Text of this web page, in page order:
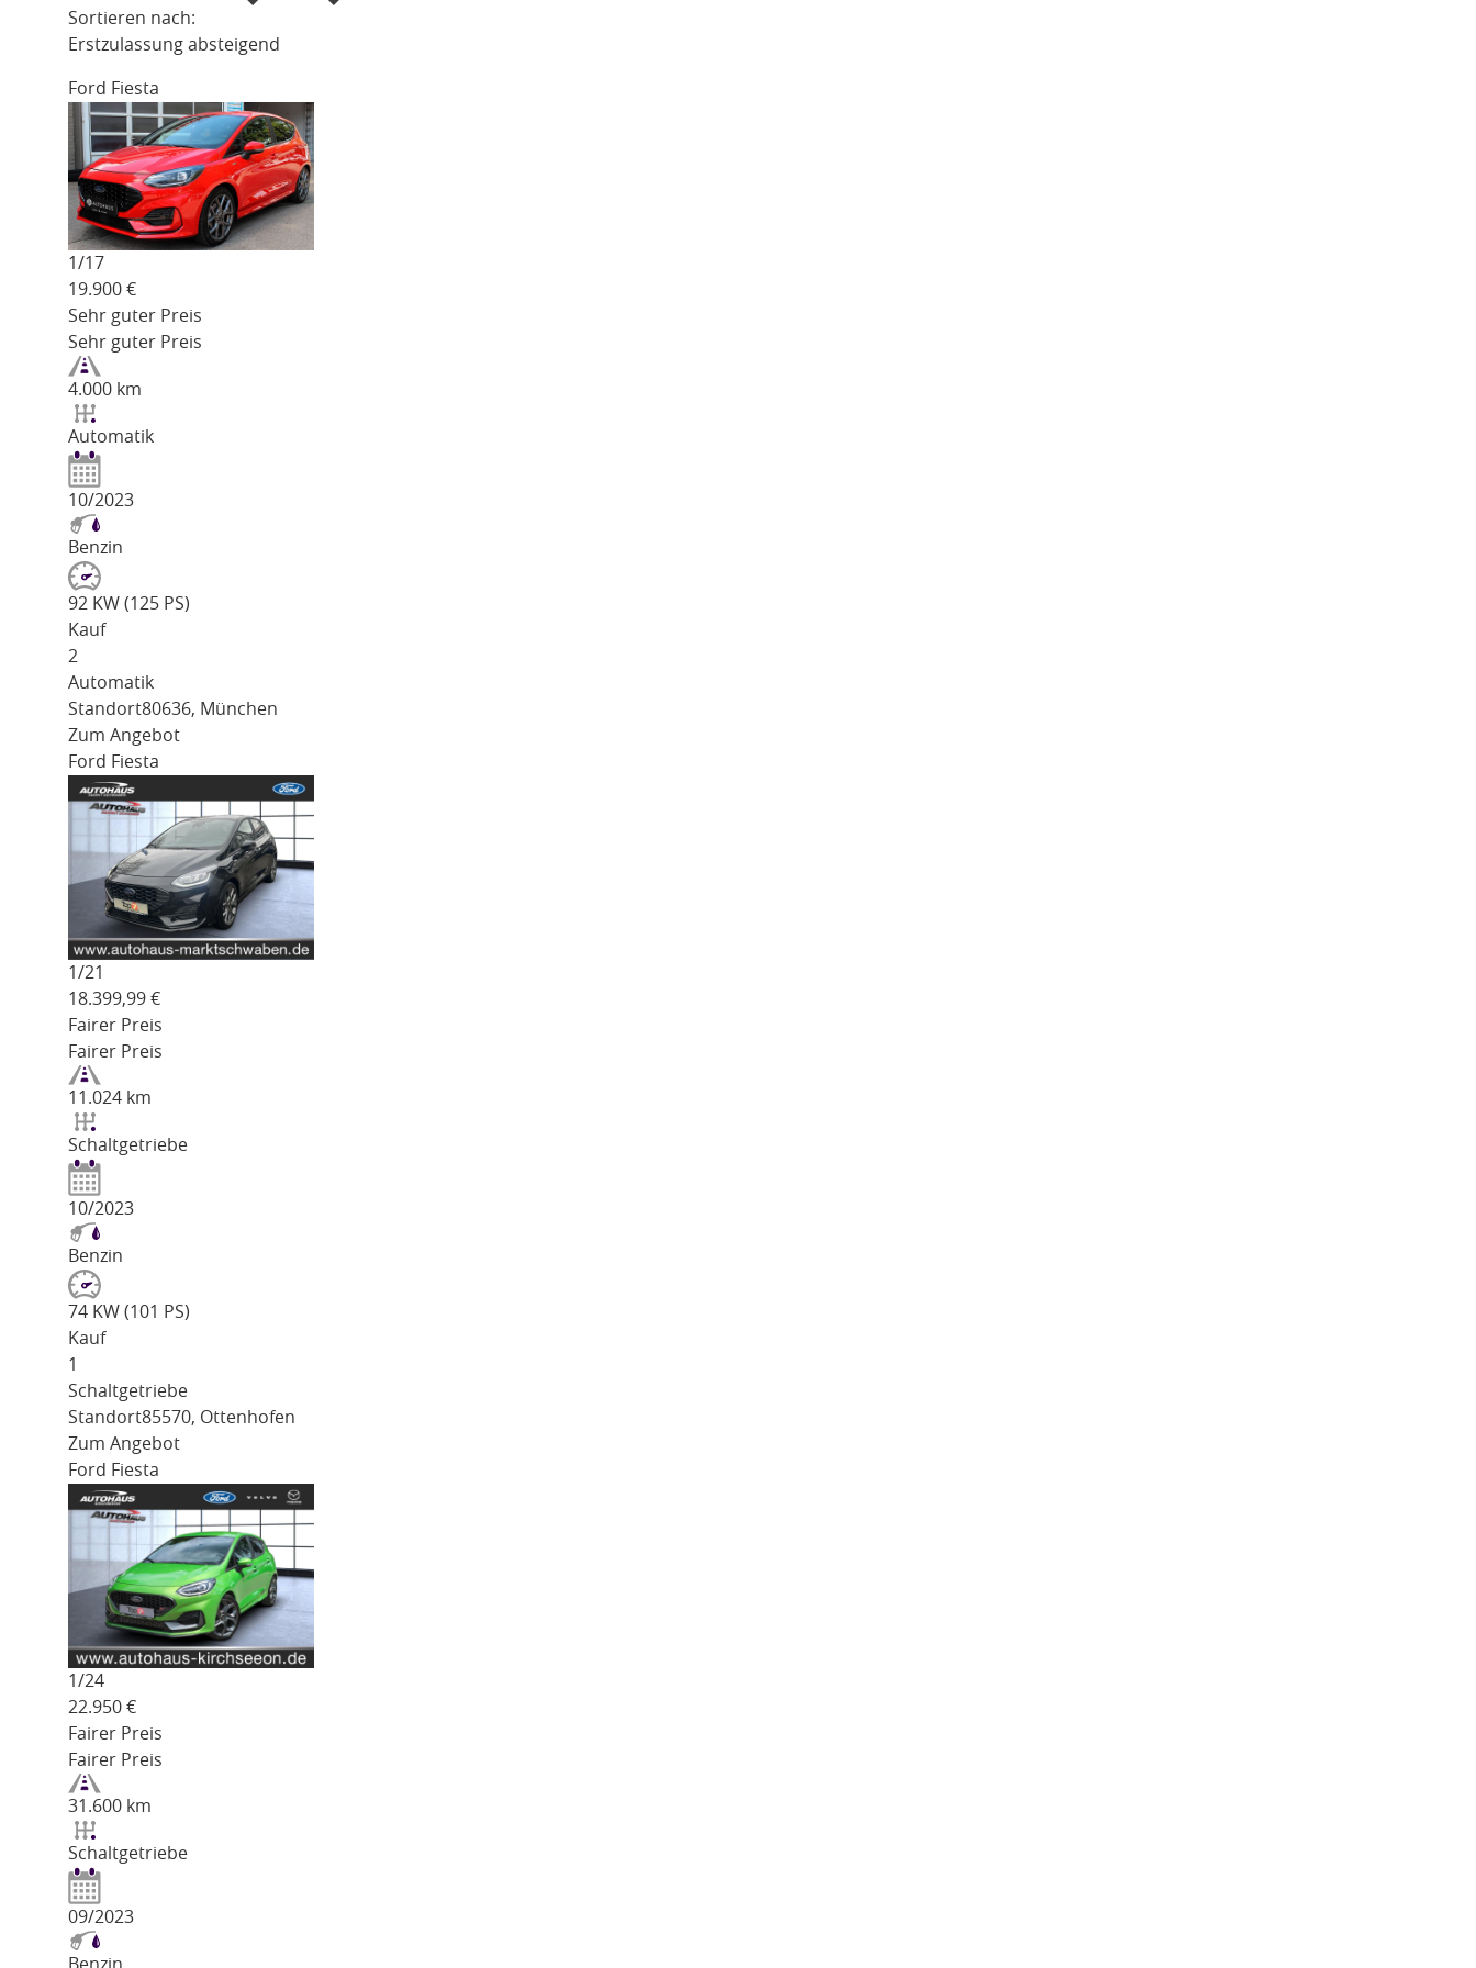
Sortieren nach:
Erstzulassung absteigend
Ford Fiesta
1/17
19.900 €
Sehr guter Preis
Sehr guter Preis
4.000 km
Automatik
10/2023
Benzin
92 KW (125 PS)
Kauf
2
Automatik
Standort80636, München
Zum Angebot
Ford Fiesta
1/21
18.399,99 €
Fairer Preis
Fairer Preis
11.024 km
Schaltgetriebe
10/2023
Benzin
74 KW (101 PS)
Kauf
1
Schaltgetriebe
Standort85570, Ottenhofen
Zum Angebot
Ford Fiesta
1/24
22.950 €
Fairer Preis
Fairer Preis
31.600 km
Schaltgetriebe
09/2023